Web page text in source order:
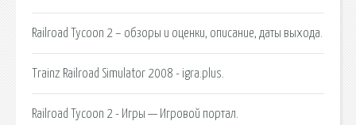
Railroad Tycoon 2 – обзоры и оценки, описание, даты выхода.
Trainz Railroad Simulator 2008 - igra.plus.
Railroad Tycoon 2 - Игры — Игровой портал.